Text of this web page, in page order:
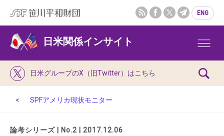
ENG
日米関係インサイト
日米グループのX（旧Twitter）はこちら
SPFアメリカ現状モニター
論考シリーズ | No.2 | 2017.12.06